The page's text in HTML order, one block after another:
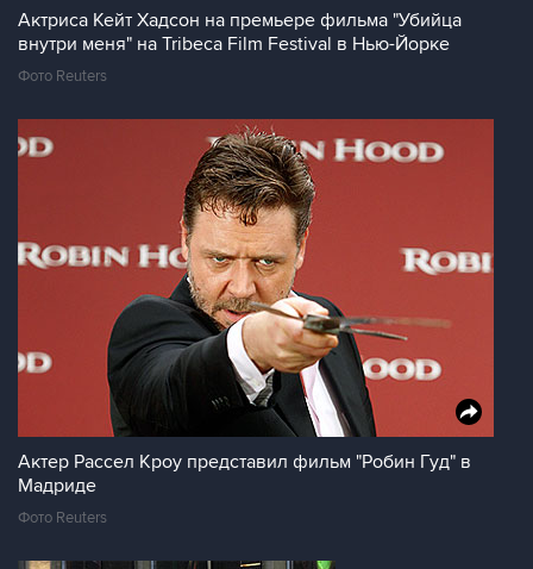
Актриса Кейт Хадсон на премьере фильма "Убийца
внутри меня" на Tribeca Film Festival в Нью-Йорке
Фото Reuters
Актер Рассел Кроу представил фильм "Робин Гуд" в
Мадриде
Фото Reuters